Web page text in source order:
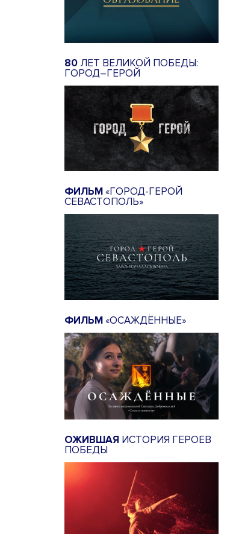
80 ЛЕТ ВЕЛИКОЙ ПОБЕДЫ:
ГОРОД–ГЕРОЙ
ФИЛЬМ«ГОРОД-ГЕРОЙ
СЕВАСТОПОЛЬ»
ФИЛЬМ«ОСАЖДЁННЫЕ»
ОЖИВШАЯ ИСТОРИЯ ГЕРОЕВ
ПОБЕДЫ